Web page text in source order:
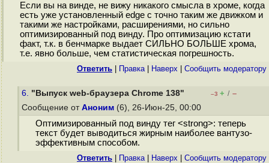
Если вы на винде, не вижу никакого смысла в хроме, когда
есть уже установленный edge с точно таким же движком и
такими же настройками, расширениями, но сильно
оптимизированный под винду. Про оптимизацию кстати
факт, т.к. в бенчмарке выдает СИЛЬНО БОЛЬШЕ хрома,
т.е. явно больше, чем статистическая погрешность.
Ответить Правка| Наверх Cообщить модератору
6. "Выпуск web-браузера Chrome 138" –3 + / –
Сообщение от Аноним (6), 26-Июн-25, 00:00
Оптимизированный под винду тег <strong>: теперь
текст будет выводиться жирным наиболее вантузо-
эффективным способом.
Ответить Правка| Наверх Cообщить модератору